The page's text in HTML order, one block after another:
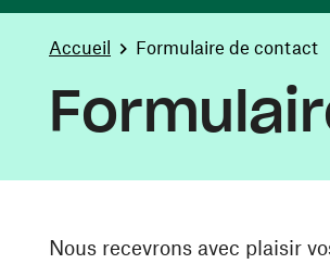
You are here:
Accueil Formulaire de contact
Nous recevrons avec plaisir